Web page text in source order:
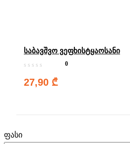
საბავშვო ვეფხისტყაოსანი
0
27,90 ₾
ფასი